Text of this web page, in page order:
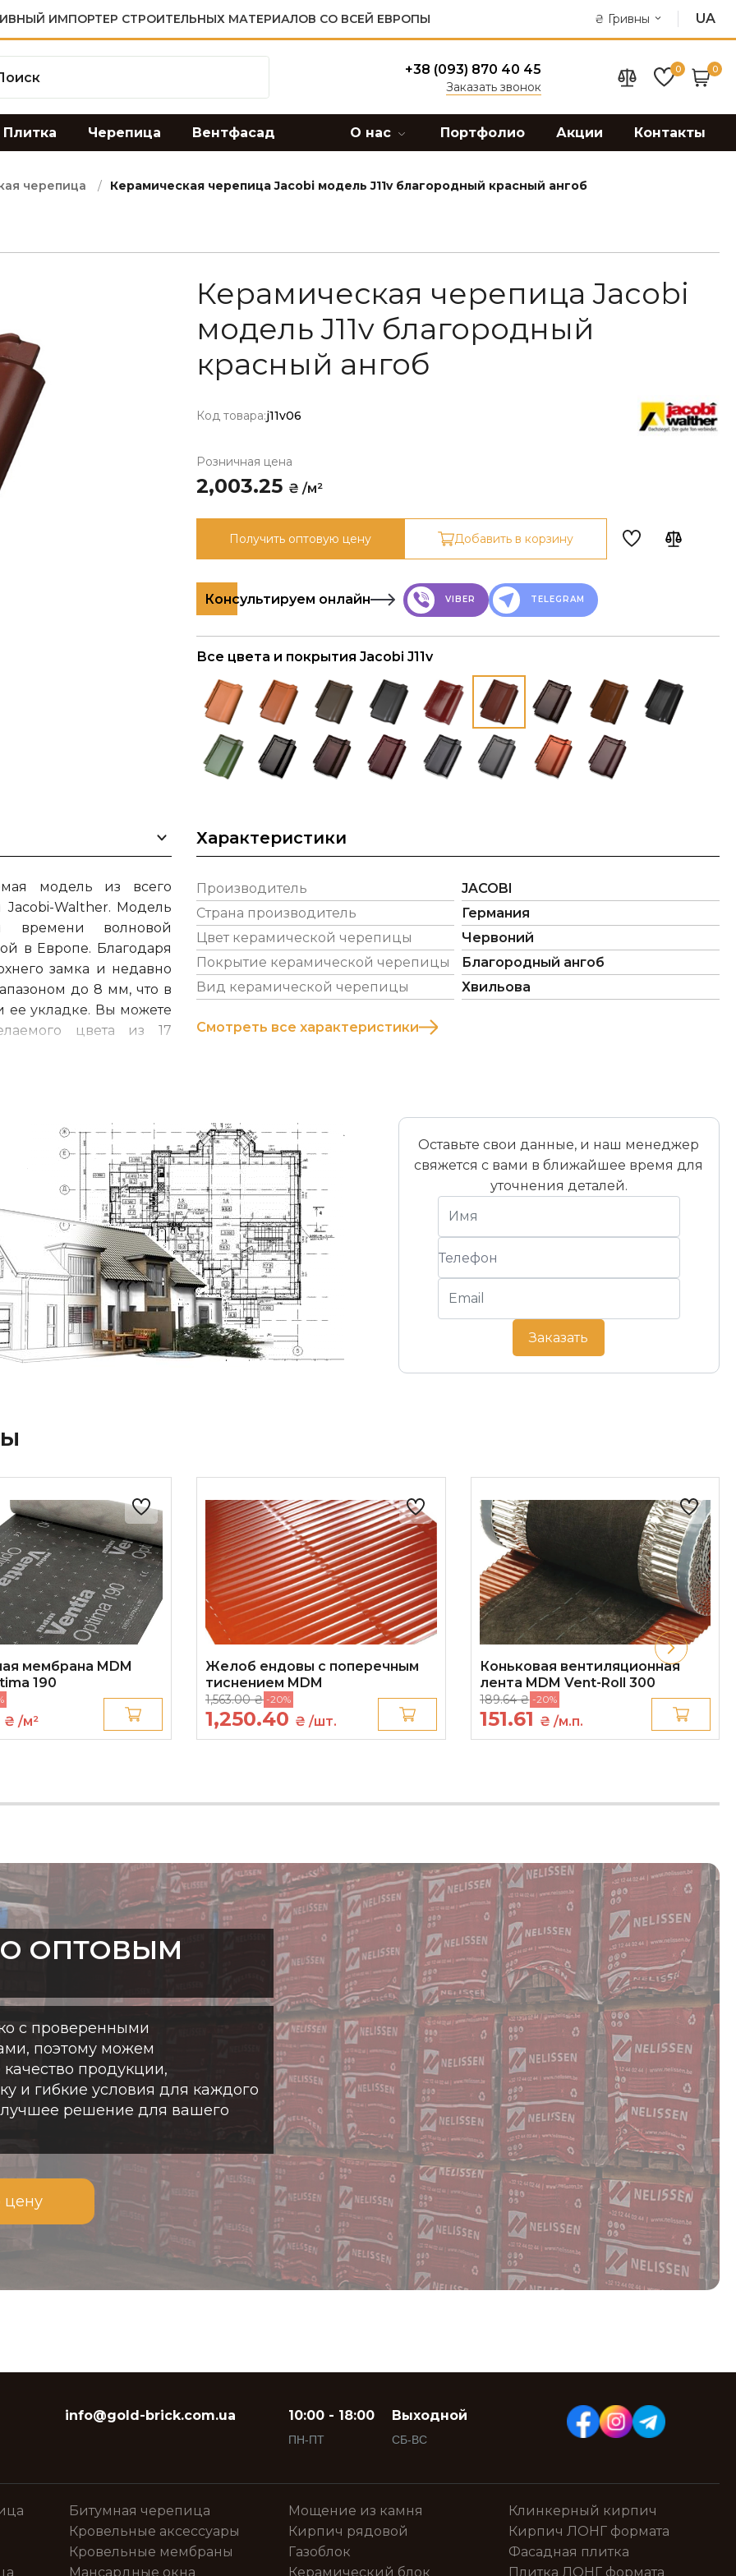
ИМПОРТЕР СТРОИТЕЛЬНЫХ МАТЕРИАЛОВ СО ВСЕЙ ЕВРОПЫ ₴ Гривны UA
+38 (093) 870 40 45
Заказать звонок
0 0
Плитка Черепица Вентфасад О нас Портфолио Акции Контакты
черепица Керамическая черепица Jacobi модель J11v благородный красный ангоб
Керамическая черепица Jacobi
модель J11v благородный
красный ангоб
Код товара:j11v06
Розничная цена
2,003.25 ₴ /м²
Получить оптовую цену Добавить в корзину
Консультируем онлайн VIBER TELEGRAM
Все цвета и покрытия Jacobi J11v
модель из всего
Walther. Модель
времени волновой
в Европе. Благодаря
замка и недавно
до 8 мм, что в
ее укладке. Вы можете
цвета из 17
красного до
представителей V и
20 моделей черепицы,
304 x 445 мм
244 мм
333 - 365 мм
11.1 – 12.2 шт/м²
4,4 кг/шт
1071 кг
22°
240 шт
Характеристики
Производитель
JACOBI
Страна производитель
Германия
Цвет керамической черепицы
Червоний
Покрытие керамической черепицы
Благородный ангоб
Вид керамической черепицы
Хвильова
Смотреть все характеристики
Оставьте свои данные, и наш менеджер
свяжется с вами в ближайшее время для
уточнения деталей.
Заказать
мембрана MDM
190
₴ /м²
Желоб ендовы с поперечным
тиснением MDM
1,563.00 ₴ -20%
1,250.40 ₴ /шт.
Коньковая вентиляционная
лента MDM Vent-Roll 300
189.64 ₴ -20%
151.61 ₴ /м.п.
ОПТОВЫМ
с проверенными
поэтому можем
продукции,
и гибкие условия для каждого
решение для вашего
цену
info@gold-brick.com.ua 10:00 - 18:00
ПН-ПТ
Выходной
СБ-ВС
Битумная черепица
Кровельные аксессуары
Кровельные мембраны
Мансардные окна
Мощение из камня
Кирпич рядовой
Газоблок
Керамический блок
Клинкерный кирпич
Кирпич ЛОНГ формата
Фасадная плитка
Плитка ЛОНГ формата